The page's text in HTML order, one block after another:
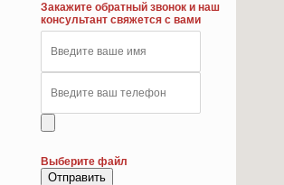
Закажите обратный звонок и наш
консультант свяжется с вами
Выберите файл
Отправить